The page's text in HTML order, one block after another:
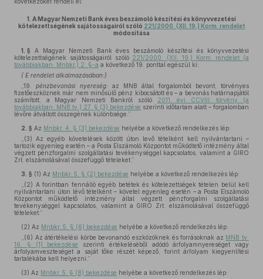
1. A Magyar Nemzeti Bank éves beszámoló készítési és könyvvezetési
kötelezettségének sajátosságairól szóló 221/2000. (XII. 19.) Korm. rendelet
módosítása
1. § A Magyar Nemzeti Bank éves beszámoló készítési és könyvvezetési
kötelezettségének sajátosságairól szóló 221/2000. (XII. 19.) Korm. rendelet (a
továbbiakban: Mnbkr.) 2. §-a a következő 19. ponttal egészül ki:
( E rendelet alkalmazásában:)
„19.pénzbevonási nyereség: az MNB által forgalomból bevont, törvényes
fizetőeszköznek már nem minősülő pénz kibocsátott és – a bevonás határnapjától
számított, a Magyar Nemzeti Bankról szóló
2011. évi CCVIII. törvény (a
továbbiakban: MNB tv.) 27. § (3) bekezdése szerinti időtartam alatt – forgalomban
lévőre átváltott összegének különbsége.”
2. § Az Mnbkr. 4. § (3) bekezdése helyébe a következő rendelkezés lép:
„(3) Az egyéb követelések között úton levő tételként kell nyilvántartani –
tartozik egyenleg esetén – a Posta Elszámoló Központot működtető intézmény által
végzett pénzforgalmi szolgáltatási tevékenységgel kapcsolatos, valamint a GIRO
Zrt. elszámolásával összefüggő tételeket.”
3. § (1) Az Mnbkr. 5. § (2) bekezdése helyébe a következő rendelkezés lép:
„(2) A forintban fennálló egyéb betétek és kötelezettségek tételen belül kell
nyilvántartani úton lévő tételként – követel egyenleg esetén – a Posta Elszámoló
Központot működtető intézmény által végzett pénzforgalmi szolgáltatási
tevékenységgel kapcsolatos, valamint a GIRO Zrt. elszámolásával összefüggő
tételeket.”
(2) Az Mnbkr. 5. § (6) bekezdése helyébe a következő rendelkezés lép:
„(6) Az átértékelési körbe bevonandó eszközöknek és forrásoknak az MNB tv.
16. § (1) bekezdése
szerinti értékeléséből adódó árfolyamnyereséget vagy
árfolyamveszteséget a saját tőke részét képező, forint árfolyam kiegyenlítési
tartalékába kell helyezni.”
(3) Az Mnbkr. 5. § (8) bekezdése helyébe a következő rendelkezés lép: